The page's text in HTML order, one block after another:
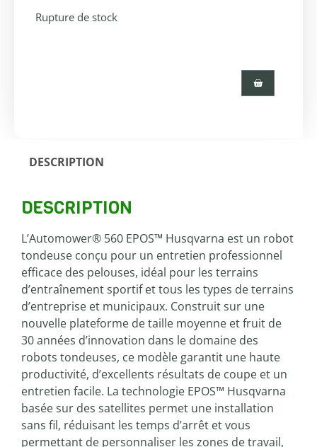
Rupture de stock
DESCRIPTION
DESCRIPTION
L’Automower® 560 EPOS™ Husqvarna est un robot
tondeuse conçu pour un entretien professionnel
efficace des pelouses, idéal pour les terrains
d’entraînement sportif et tous les types de terrains
d’entreprise et municipaux. Construit sur une
nouvelle plateforme de taille moyenne et fruit de
30 années d’innovation dans le domaine des
robots tondeuses, ce modèle garantit une haute
productivité, d’excellents résultats de coupe et un
entretien facile. La technologie EPOS™ Husqvarna
basée sur des satellites permet une installation
sans fil, réduisant les temps d’arrêt et vous
permettant de personnaliser les zones de travail,